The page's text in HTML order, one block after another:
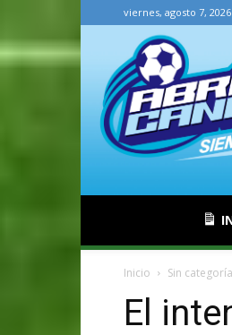
viernes, agosto 7, 2026
Inicio Sin categoría
El